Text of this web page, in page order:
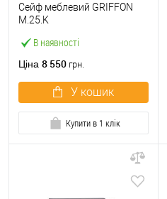
В наявності
Сейф меблевий GRIFFON
M.25.K
Ціна 8 550 грн.
У кошик
Купити в 1 клік